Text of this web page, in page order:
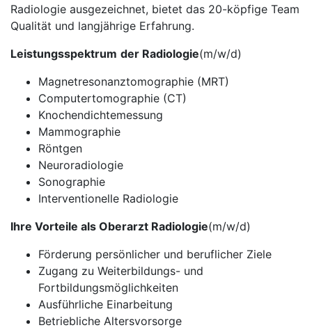
Radiologie ausgezeichnet, bietet das 20-köpfige Team
Qualität und langjährige Erfahrung.
Leistungsspektrum der Radiologie(m/w/d)
Magnetresonanztomographie (MRT)
Computertomographie (CT)
Knochendichtemessung
Mammographie
Röntgen
Neuroradiologie
Sonographie
Interventionelle Radiologie
Ihre Vorteile als Oberarzt Radiologie(m/w/d)
Förderung persönlicher und beruflicher Ziele
Zugang zu Weiterbildungs- und
Fortbildungsmöglichkeiten
Ausführliche Einarbeitung
Betriebliche Altersvorsorge